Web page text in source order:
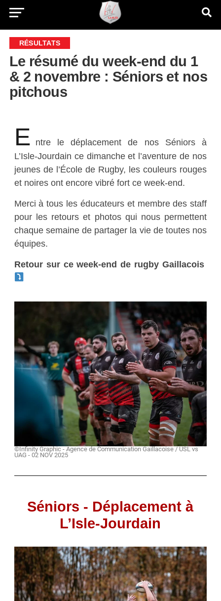
RÉSULTATS
Le résumé du week-end du 1
& 2 novembre : Séniors et nos
pitchous
E ntre le déplacement de nos Séniors à
L’Isle-Jourdain ce dimanche et l’aventure de nos
jeunes de l’École de Rugby, les couleurs rouges
et noires ont encore vibré fort ce week-end.
Merci à tous les éducateurs et membre des staff
pour les retours et photos qui nous permettent
chaque semaine de partager la vie de toutes nos
équipes.
Retour sur ce week-end de rugby Gaillacois
©Infinity Graphic - Agence de Communication Gaillacoise / USL vs
UAG - 02 NOV 2025
Séniors - Déplacement à
L’Isle-Jourdain